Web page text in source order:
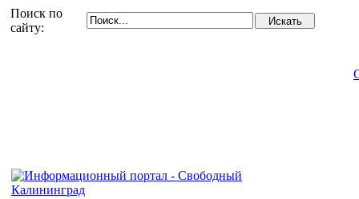
Поиск по
сайту: